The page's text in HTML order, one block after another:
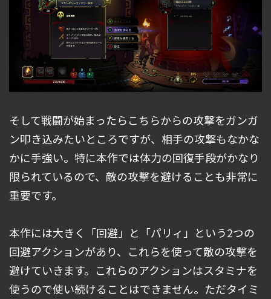
そして戦闘が始まったらこちらからの攻撃をガンガ
ン叩き込みたいところですが、相手の攻撃もなかな
かに手強い。特に本作では体力の回復手段がかなり
限られているので、敵の攻撃を避けることも非常に
重要です。
本作には大きく「回避」と「パリィ」という2つの
回避アクションがあり、これらを使って敵の攻撃を
避けていきます。これらのアクションはスタミナを
使うので使い続けることはできません。ただタイミ